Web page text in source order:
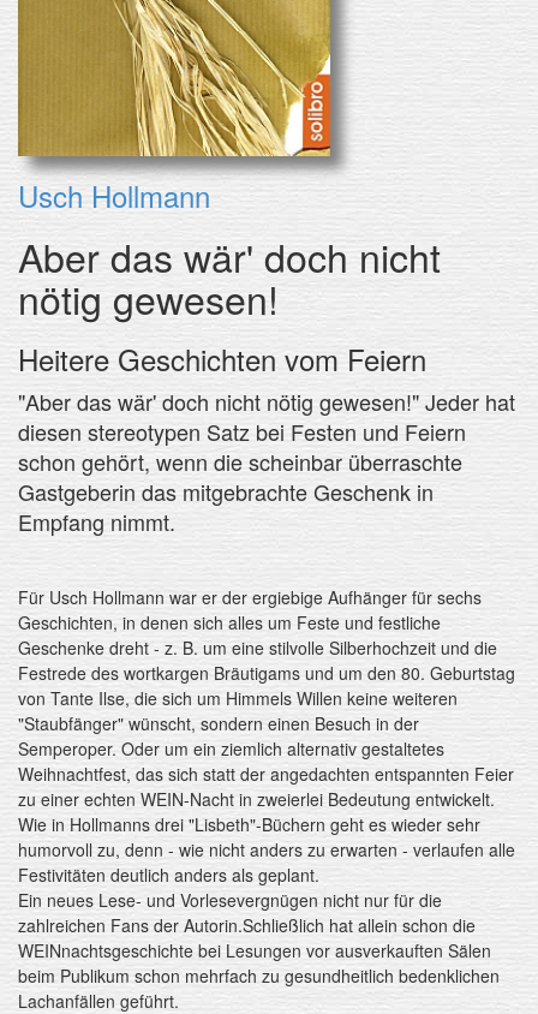
Usch Hollmann
Aber das wär' doch nicht
nötig gewesen!
Heitere Geschichten vom Feiern
"Aber das wär' doch nicht nötig gewesen!" Jeder hat
diesen stereotypen Satz bei Festen und Feiern
schon gehört, wenn die scheinbar überraschte
Gastgeberin das mitgebrachte Geschenk in
Empfang nimmt.
Für Usch Hollmann war er der ergiebige Aufhänger für sechs
Geschichten, in denen sich alles um Feste und festliche
Geschenke dreht - z. B. um eine stilvolle Silberhochzeit und die
Festrede des wortkargen Bräutigams und um den 80. Geburtstag
von Tante Ilse, die sich um Himmels Willen keine weiteren
"Staubfänger" wünscht, sondern einen Besuch in der
Semperoper. Oder um ein ziemlich alternativ gestaltetes
Weihnachtfest, das sich statt der angedachten entspannten Feier
zu einer echten WEIN-Nacht in zweierlei Bedeutung entwickelt.
Wie in Hollmanns drei "Lisbeth"-Büchern geht es wieder sehr
humorvoll zu, denn - wie nicht anders zu erwarten - verlaufen alle
Festivitäten deutlich anders als geplant.
Ein neues Lese- und Vorlesevergnügen nicht nur für die
zahlreichen Fans der Autorin.Schließlich hat allein schon die
WEINnachtsgeschichte bei Lesungen vor ausverkauften Sälen
beim Publikum schon mehrfach zu gesundheitlich bedenklichen
Lachanfällen geführt.